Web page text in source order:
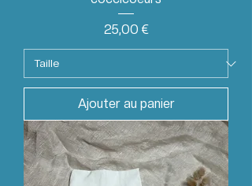
Prix
25,00 €
Ajouter au panier